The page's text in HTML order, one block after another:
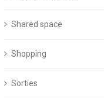
Shared space
Shopping
Sorties